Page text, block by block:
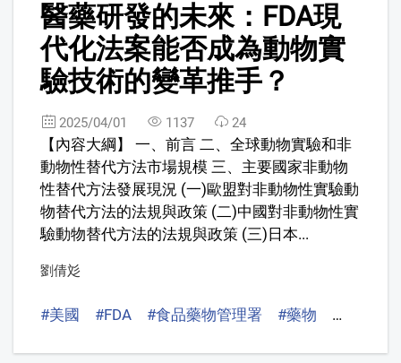
醫藥研發的未來：FDA現
代化法案能否成為動物實
驗技術的變革推手？
2025/04/01 1137 24
【內容大綱】 一、前言 二、全球動物實驗和非
動物性替代方法市場規模 三、主要國家非動物
性替代方法發展現況 (一)歐盟對非動物性實驗動
物替代方法的法規與政策 (二)中國對非動物性實
驗動物替代方法的法規與政策 (三)日本...
劉倩彣
#美國 #FDA #食品藥物管理署 #藥物 #新藥開發